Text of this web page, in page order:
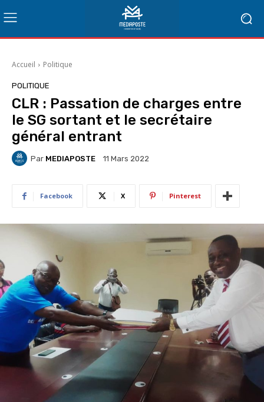
Accueil Politique
POLITIQUE
CLR : Passation de charges entre
le SG sortant et le secrétaire
général entrant
Par MEDIAPOSTE 11 Mars 2022
Facebook X Pinterest